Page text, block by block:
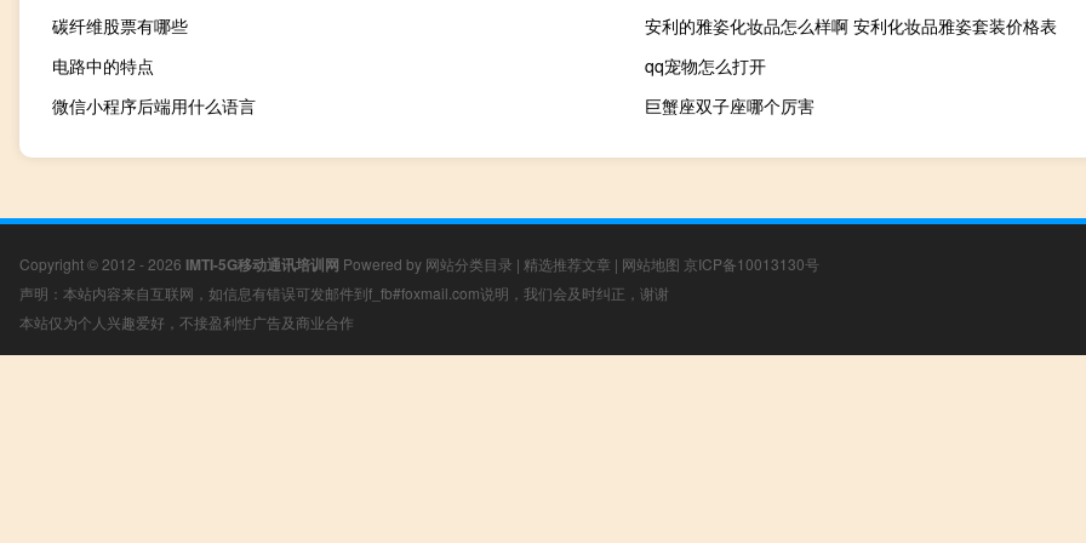
碳纤维股票有哪些
安利的雅姿化妆品怎么样啊 安利化妆品雅姿套装价格表
电路中的特点
qq宠物怎么打开
微信小程序后端用什么语言
巨蟹座双子座哪个厉害
Copyright © 2012 - 2026 IMTI-5G移动通讯培训网 Powered by 网站分类目录 | 精选推荐文章 | 网站地图 京ICP备10013130号
声明：本站内容来自互联网，如信息有错误可发邮件到f_fb#foxmail.com说明，我们会及时纠正，谢谢
本站仅为个人兴趣爱好，不接盈利性广告及商业合作